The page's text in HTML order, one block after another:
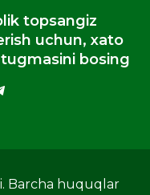
topsangiz
uchun, xato
bosing
Barcha huquqlar